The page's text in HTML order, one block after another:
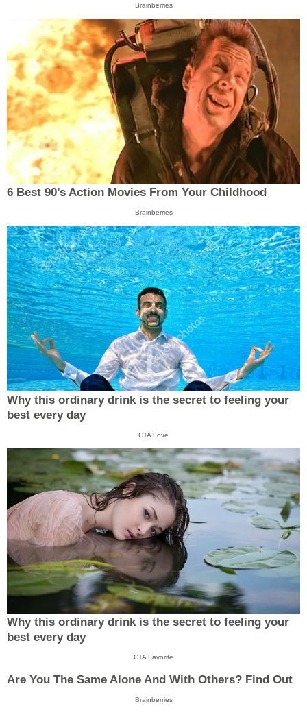
Brainberries
6 Best 90’s Action Movies From Your Childhood
Brainberries
Why this ordinary drink is the secret to feeling your
best every day
CTA Love
Why this ordinary drink is the secret to feeling your
best every day
CTA Favorite
Are You The Same Alone And With Others? Find Out
Brainberries